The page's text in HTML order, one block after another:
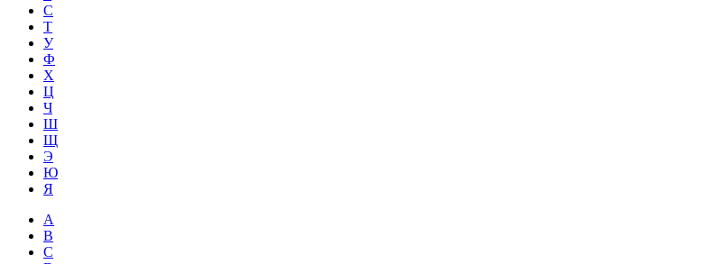
С
Т
У
Ф
Х
Ц
Ч
Ш
Щ
Э
Ю
Я
A
B
C